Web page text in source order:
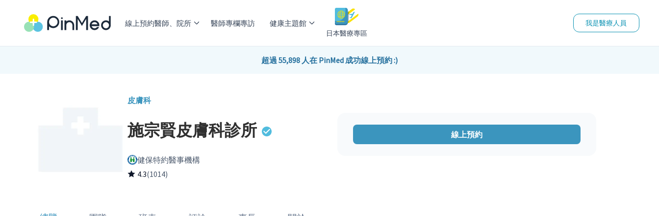
線上預約醫師、院所 醫師專欄專訪 健康主題館
日本醫療專區
我是醫療人員
超過 55,898 人在 PinMed 成功線上預約 :)
皮膚科
施宗賢皮膚科診所
健保特約醫事機構
4.3(1014)
線上預約